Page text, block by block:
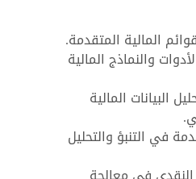
المالية المتقدمة.
والنماذج المالية
البيانات المالية
في التنبؤ والتحليل